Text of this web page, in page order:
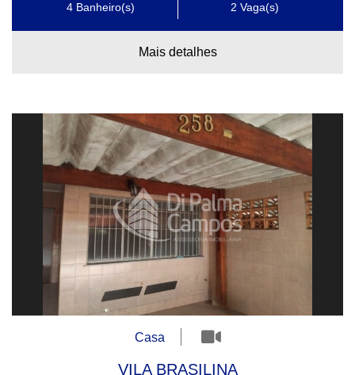
4 Banheiro(s) 2 Vaga(s)
Mais detalhes
Casa
VILA BRASILINA